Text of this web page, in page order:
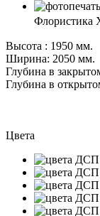
Флористика
Высота : 1950 мм.
Ширина: 2050 мм.
Глубина в
Глубина в
Цвета